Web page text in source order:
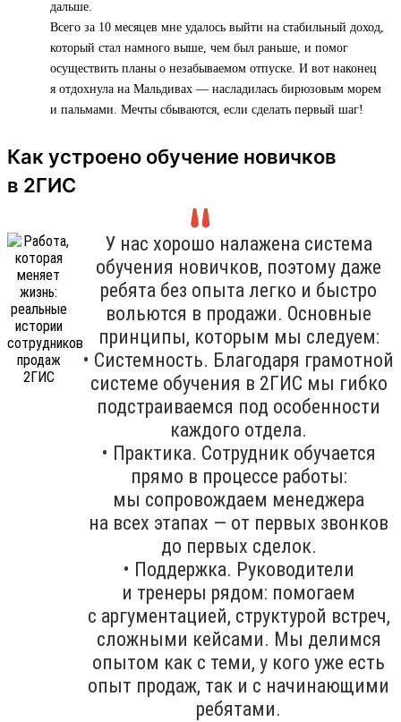
дальше.
Всего за 10 месяцев мне удалось выйти на стабильный доход,
который стал намного выше, чем был раньше, и помог
осуществить планы о незабываемом отпуске. И вот наконец
я отдохнула на Мальдивах — насладилась бирюзовым морем
и пальмами. Мечты сбываются, если сделать первый шаг!
Как устроено обучение новичков
в 2ГИС
У нас хорошо налажена система
обучения новичков, поэтому даже
ребята без опыта легко и быстро
вольются в продажи. Основные
принципы, которым мы следуем:
• Системность. Благодаря грамотной
системе обучения в 2ГИС мы гибко
подстраиваемся под особенности
каждого отдела.
• Практика. Сотрудник обучается
прямо в процессе работы:
мы сопровождаем менеджера
на всех этапах — от первых звонков
до первых сделок.
• Поддержка. Руководители
и тренеры рядом: помогаем
с аргументацией, структурой встреч,
сложными кейсами. Мы делимся
опытом как с теми, у кого уже есть
опыт продаж, так и с начинающими
ребятами.